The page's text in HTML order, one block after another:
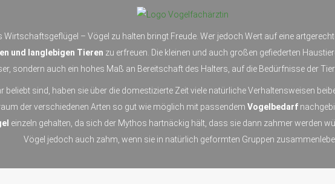
Wirtschaftsgeflügel – Vögel zu halten bringt Freude. Wer jedoch Wert auf eine
und langlebigen Tieren zu erfreuen. Die kleinen und auch großen gefiederten
sondern auch ein hohes Maß an Bereitschaft des Halters, auf die Bedürfnisse der
beliebt sind, haben sie über die domestizierte Zeit viele natürliche Verhaltensweisen
der verschiedenen Arten so gut wie möglich mit passendem Vogelbedarf
einzeln gehalten, da sich der Mythos hartnäckig hält, dass sie dann zahmer werden
Vögel jedoch auch zahm, wenn sie in natürlich geformten Gruppen